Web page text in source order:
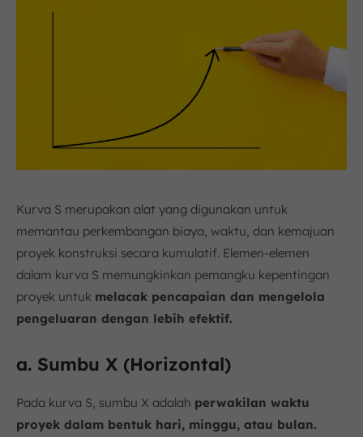
Kurva S merupakan alat yang digunakan untuk
memantau perkembangan biaya, waktu, dan kemajuan
proyek konstruksi secara kumulatif. Elemen-elemen
dalam kurva S memungkinkan pemangku kepentingan
proyek untuk melacak pencapaian dan mengelola
pengeluaran dengan lebih efektif.
a. Sumbu X (Horizontal)
Pada kurva S, sumbu X adalah perwakilan waktu
proyek dalam bentuk hari, minggu, atau bulan.